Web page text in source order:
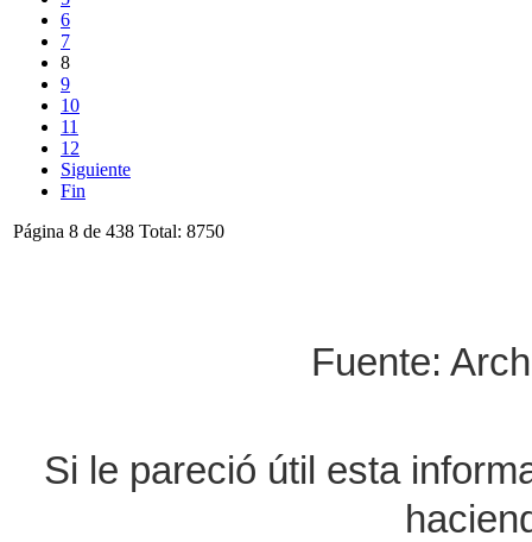
6
7
8
9
10
11
12
Siguiente
Fin
Página 8 de 438 Total: 8750
Fuente:
Si le pareció útil esta